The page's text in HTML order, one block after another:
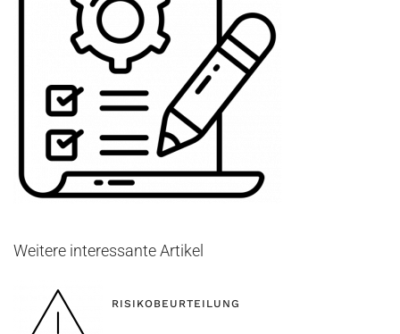
Weitere interessante Artikel
RISIKOBEURTEILUNG